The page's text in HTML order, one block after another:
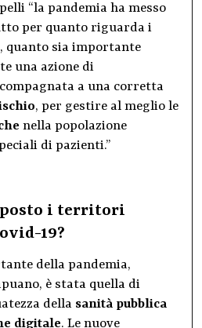
“la pandemia ha messo
per quanto riguarda i
quanto sia importante
una azione di
a una corretta
, per gestire al meglio le
nella popolazione
di pazienti.”
i territori
19?
della pandemia,
è stata quella di
della sanità pubblica
digitale. Le nuove